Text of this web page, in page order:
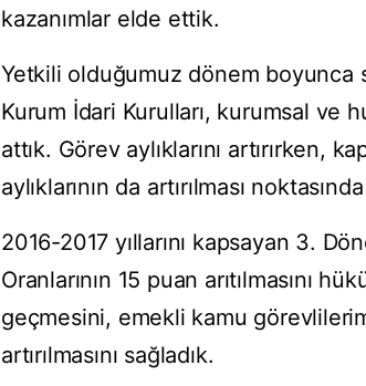
kazanımlar elde ettik.
Yetkili olduğumuz dönem boyunca
Kurum İdari Kurulları, kurumsal ve
attık. Görev aylıklarını artırırken,
aylıklarının da artırılması
2016-2017 yıllarını kapsayan 3.
Oranlarının 15 puan arıtılmasını
geçmesini, emekli kamu
artırılmasını sağladık.